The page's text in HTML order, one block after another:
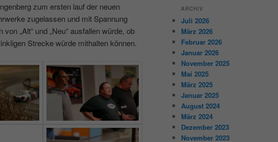
zum ersten lauf der neuen
zugelassen und mit Spannung
„Alt“ und „Neu“ ausfallen würde, ob
Strecke würde mithalten können.
ARCHIV
Juli 2026
März 2026
Februar 2026
Januar 2026
November 2025
Mai 2025
März 2025
Januar 2025
August 2024
März 2024
Dezember 2023
November 2023